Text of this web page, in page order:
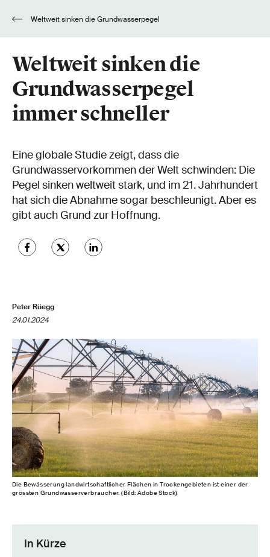
Weltweit sinken die
Grundwasserpegel
immer schneller
Eine globale Studie zeigt, dass die
Grundwasservorkommen der Welt schwinden: Die
Pegel sinken weltweit stark, und im 21. Jahrhundert
hat sich die Abnahme sogar beschleunigt. Aber es
gibt auch Grund zur Hoffnung.
Peter Rüegg
24.01.2024
Die Bewässerung landwirtschaftlicher Flächen in Trockengebieten ist einer der
grössten Grundwasserverbraucher. (Bild: Adobe Stock)
In Kürze